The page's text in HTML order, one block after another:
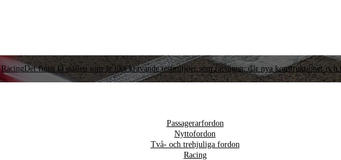
RacingDet finns få ställen som är lika krävande testmiljöer som racingen, där nya konstruktioner och
Passagerarfordon
Nyttofordon
Två- och trehjuliga fordon
Racing